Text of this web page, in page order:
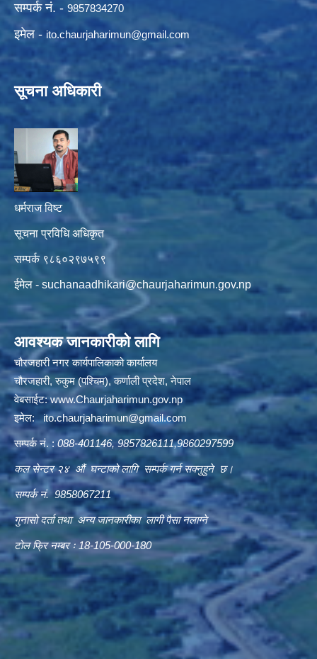
सम्पर्क नं. - 9857834270
इमेल - ito.chaurjaharimun@gmail.com
सूचना अधिकारी
धर्मराज विष्ट
सूचना प्रविधि अधिकृत
सम्पर्क ९८६०२९७५९९
ईमेल - suchanaadhikari@chaurjaharimun.gov.np
आवश्यक जानकारीको लागि
चौरजहारी नगर कार्यपालिकाको कार्यालय
चौरजहारी, रुकुम (पश्चिम), कर्णाली प्रदेश, नेपाल
वेबसाईट:www.Chaurjaharimun.gov.np
इमेल:ito.chaurjaharimun@gmail.com
सम्पर्क नं. : 088-401146, 9857826111,9860297599
कल सेन्टर २४ औं घन्टाको लागि सम्पर्क गर्न सक्नुहुने छ।
सम्पर्क नं. 9858067211
गुनासो दर्ता तथा अन्य जानकारीका लागी पैसा नलाग्ने
टोल फ्रि नम्बर ः 18-105-000-180